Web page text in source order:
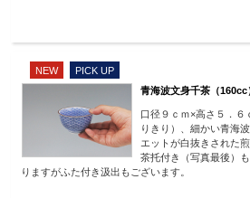
NEW
PICK UP
青海波文身千茶（160cc
口径９ｃｍ×高さ５．６
りきり）、細かい青海
エットが白抜きされた
茶托付き（写真最後）
りますがふた付き汲出もございます。